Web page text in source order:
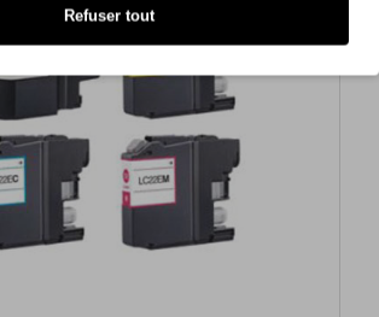
Refuser tout